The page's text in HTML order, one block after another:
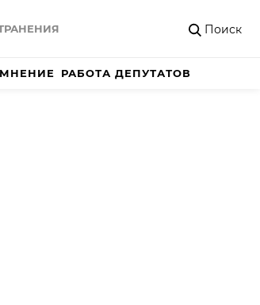
Поиск
РАБОТА ДЕПУТАТОВ